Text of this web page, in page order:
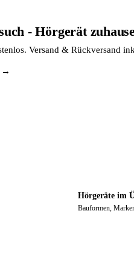
- Hörgerät
Versand & Rückversand
→
Hörgeräte im
Bauformen,